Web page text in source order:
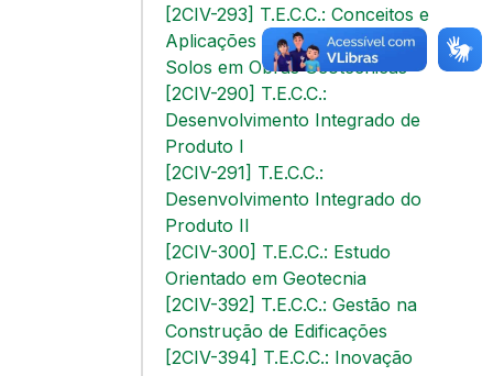
[2CIV-293] T.E.C.C.: Conceitos e
Aplicações de Mecânica dos
Solos em Obras Geotécnicas
[2CIV-290] T.E.C.C.:
Desenvolvimento Integrado de
Produto I
[2CIV-291] T.E.C.C.:
Desenvolvimento Integrado do
Produto II
[2CIV-300] T.E.C.C.: Estudo
Orientado em Geotecnia
[2CIV-392] T.E.C.C.: Gestão na
Construção de Edificações
[2CIV-394] T.E.C.C.: Inovação